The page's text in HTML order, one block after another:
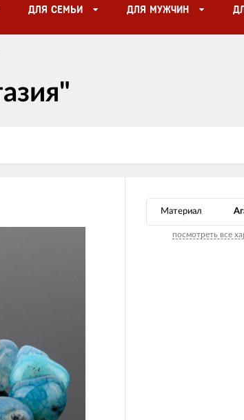
ДЛЯ СЕМЬИ ДЛЯ МУЖЧИН
Материал
посмотреть все